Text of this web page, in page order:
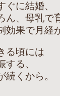
ぐに結婚、
ん、母乳で
効果で月経
る頃には
する、
続くから。